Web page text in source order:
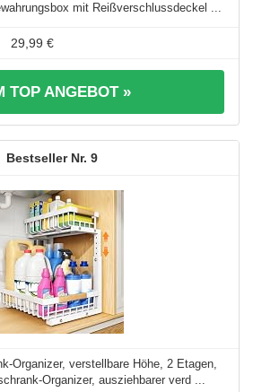
mit Reißverschlussdeckel ...
29,99 €
TOP ANGEBOT »
9
Organizer, verstellbare Höhe, 2 Etagen,
Organizer, ausziehbarer verd ...